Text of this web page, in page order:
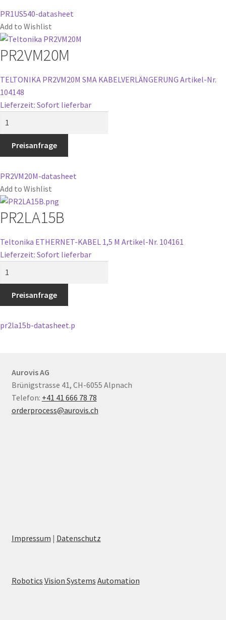
PR1US540-datasheet
Add to Wishlist
PR2VM20M
TELTONIKA PR2VM20M SMA KABELVERLÄNGERUNG Artikel-Nr.
104148
Lieferzeit: Sofort lieferbar
Preisanfrage
PR2VM20M-datasheet
Add to Wishlist
PR2LA15B
Teltonika ETHERNET-KABEL 1,5 M Artikel-Nr. 104161
Lieferzeit: Sofort lieferbar
Preisanfrage
pr2la15b-datasheet.p
Aurovis AG
Brünigstrasse 41, CH-6055 Alpnach
Telefon: +41 41 666 78 78
orderprocess@aurovis.ch
Impressum | Datenschutz
Robotics Vision Systems Automation